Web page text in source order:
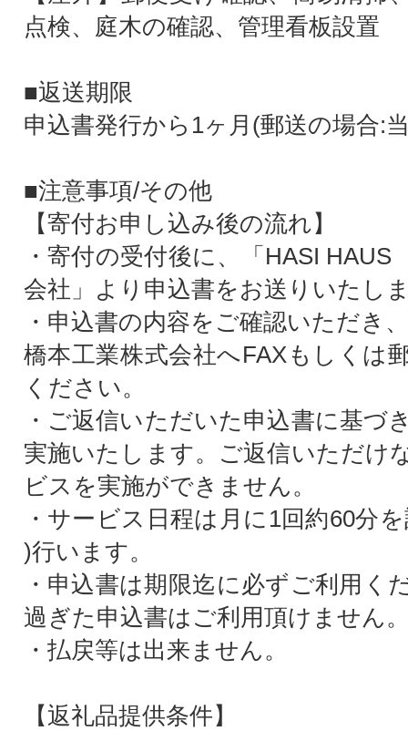
点検、庭木の確認、管理看板設置
■返送期限
申込書発行から1ヶ月(郵送の場合:
■注意事項/その他
【寄付お申し込み後の流れ】
・寄付の受付後に、「HASI
会社」より申込書をお送りいたし
・申込書の内容をご確認いただ
橋本工業株式会社へFAXもしくは
ください。
・ご返信いただいた申込書に基づ
実施いたします。ご返信いただけ
ビスを実施ができません。
・サービス日程は月に1回約60分
)行います。
・申込書は期限迄に必ずご利用く
過ぎた申込書はご利用頂けません
・払戻等は出来ません。
【返礼品提供条件】